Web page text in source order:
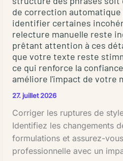
mot
Combien
coûte
une
correction
éditoriale
?
Bien
les
tarifs
Conseils
pour
la
structuration
des
articles
ou
la
de
titres
alternatifs.
Cela
libère
de correction automatique
identifier certaines
relecture manuelle reste
prêtant attention à ces
que votre texte reste
ce qui renforce la
améliore l'impact de votre
27. juillet 2026
Corriger les ruptures de
Identifiez les changements
formulations et assurez-
professionnelle avec un